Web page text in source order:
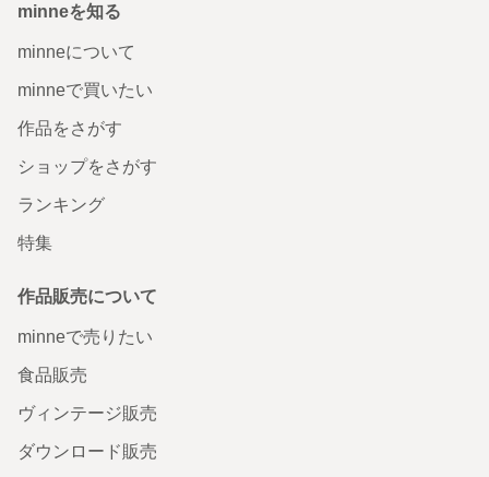
minneを知る
minneについて
minneで買いたい
作品をさがす
ショップをさがす
ランキング
特集
作品販売について
minneで売りたい
食品販売
ヴィンテージ販売
ダウンロード販売